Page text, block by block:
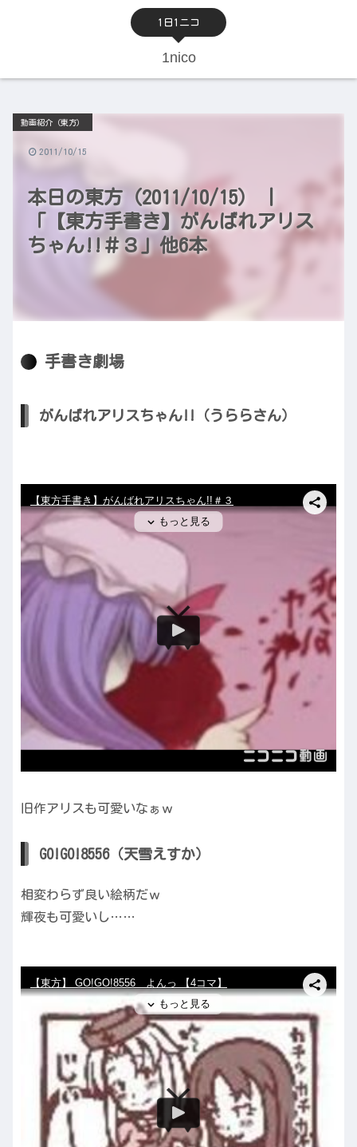
1日1ニコ
1nico
本日の東方（2011/10/15） |
「【東方手書き】がんばれアリス
ちゃん!!＃３」他6本
動画紹介（東方）
2011/10/15
手書き劇場
がんばれアリスちゃん!!（うららさん）
旧作アリスも可愛いなぁｗ
GO!GO!8556（天雪えすか）
相変わらず良い絵柄だｗ
輝夜も可愛いし……